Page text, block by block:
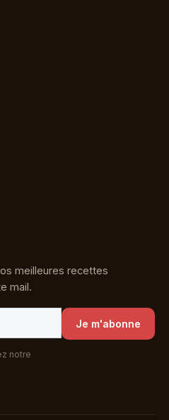
meilleures recettes
mail.
Je m'abonne
notre